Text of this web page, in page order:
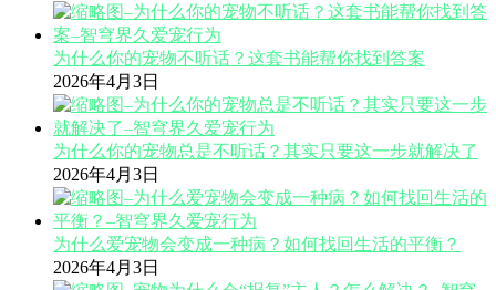
为什么你的宠物不听话？这套书能帮你找到答案
2026年4月3日
为什么你的宠物总是不听话？其实只要这一步就解决了
2026年4月3日
为什么爱宠物会变成一种病？如何找回生活的平衡？
2026年4月3日